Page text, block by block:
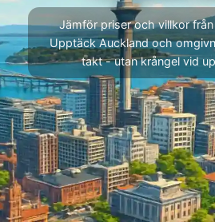
Jämför priser och villkor från
Upptäck Auckland och
takt - utan krångel vid